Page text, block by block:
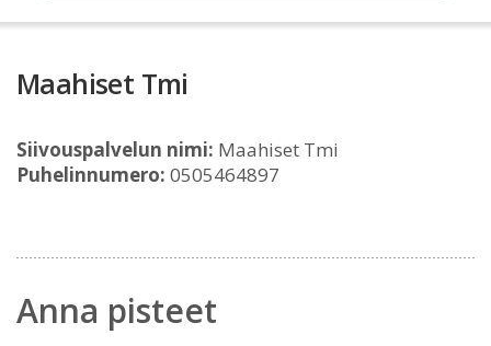
Maahiset Tmi
Siivouspalvelun nimi: Maahiset Tmi
Puhelinnumero: 0505464897
Anna pisteet